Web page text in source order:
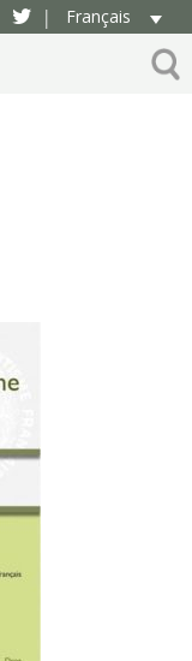
| Français